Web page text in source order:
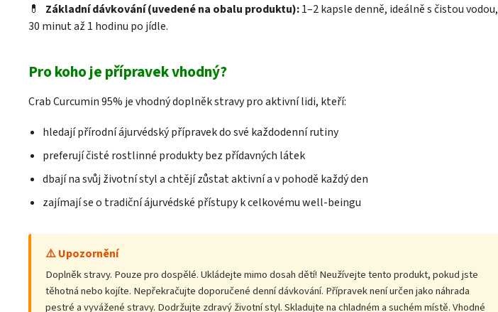
💊 Základní dávkování (uvedené na obalu produktu):1–2 kapsle denně, ideálně s čistou vodou,
30 minut až 1 hodinu po jídle.
Pro koho je přípravek vhodný?
Crab Curcumin 95% je vhodný doplněk stravy pro aktivní lidi, kteří:
hledají přírodní ájurvédský přípravek do své každodenní rutiny
preferují čisté rostlinné produkty bez přídavných látek
dbají na svůj životní styl a chtějí zůstat aktivní a v pohodě každý den
zajímají se o tradiční ájurvédské přístupy k celkovému well-beingu
⚠️ Upozornění
Doplněk stravy. Pouze pro dospělé. Ukládejte mimo dosah dětí! Neužívejte tento produkt, pokud jste
těhotná nebo kojíte. Nepřekračujte doporučené denní dávkování. Přípravek není určen jako náhrada
pestré a vyvážené stravy. Dodržujte zdravý životní styl. Skladujte na chladném a suchém místě. Vhodné